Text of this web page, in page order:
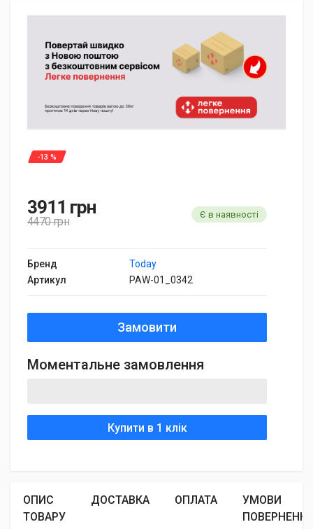
-13 %
3911 грн
4470 грн
Є в наявності
Бренд
Today
Артикул
PAW-01_0342
Замовити
Моментальне замовлення
Купити в 1 клік
ОПИС
ТОВАРУ
ДОСТАВКА ОПЛАТА
УМОВИ